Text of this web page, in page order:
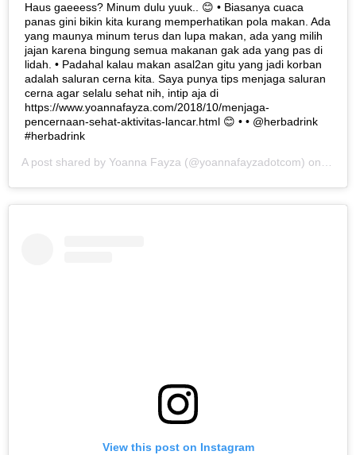
Haus gaeeess? Minum dulu yuuk.. 😊 • Biasanya cuaca
panas gini bikin kita kurang memperhatikan pola makan. Ada
yang maunya minum terus dan lupa makan, ada yang milih
jajan karena bingung semua makanan gak ada yang pas di
lidah. • Padahal kalau makan asal2an gitu yang jadi korban
adalah saluran cerna kita. Saya punya tips menjaga saluran
cerna agar selalu sehat nih, intip aja di
https://www.yoannafayza.com/2018/10/menjaga-
pencernaan-sehat-aktivitas-lancar.html 😊 • • @herbadrink
#herbadrink
A post shared by Yoanna Fayza (@yoannafayzadotcom) on Oct
View this post on Instagram